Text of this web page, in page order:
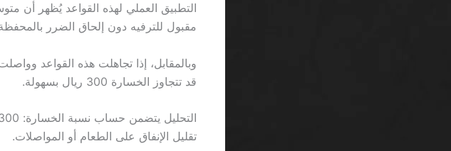
مقبول للترفيه دون إلحاق الضرر
قد تتجاوز الخسارة 300 ريال بسهولة.
تقليل الإنفاق على الطعام أو المواصلات.